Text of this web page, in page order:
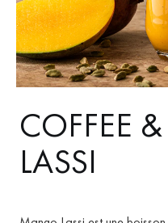
COFFEE
LASSI